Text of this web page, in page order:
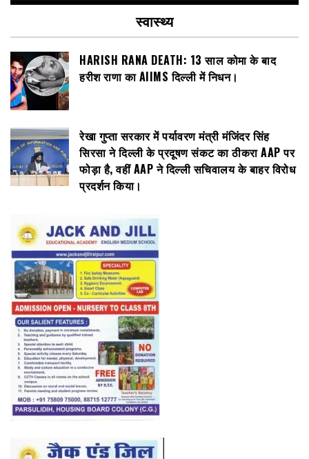
स्वास्थ्य
HARISH RANA DEATH: 13 साल कोमा के बाद
हरीश राणा का AIIMS दिल्ली में निधन।
रेखा गुप्ता सरकार में पर्यावरण मंत्री मंजिंदर सिंह
सिरसा ने दिल्ली के प्रदूषण संकट का ठीकरा AAP पर
फोड़ा है, वहीं AAP ने दिल्ली सचिवालय के बाहर विरोध
प्रदर्शन किया।